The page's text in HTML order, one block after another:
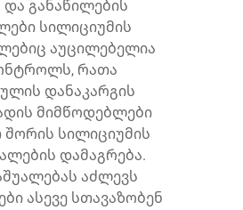
განაწილების
სილიციუმის
აუცილებელია
რათა
დანაკარგის
მიმწოდებლები
შორის სილიციუმის
დამაგრება.
აძლევს
ასევე სთავაზობენ